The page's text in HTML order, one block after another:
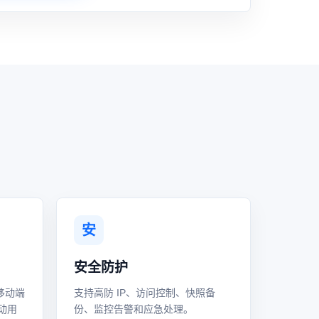
动端
用
安
安全防护
支持高防 IP、访问控制、快照备
份、监控告警和应急处理。